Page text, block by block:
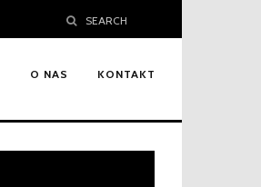
SEARCH
O NAS KONTAKT